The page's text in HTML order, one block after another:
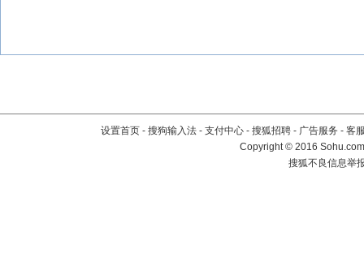
设置首页 - 搜狗输入法 - 支付中心 - 搜狐招聘 - 广告服务 - 客
Copyright©2016
搜狐不良信息举